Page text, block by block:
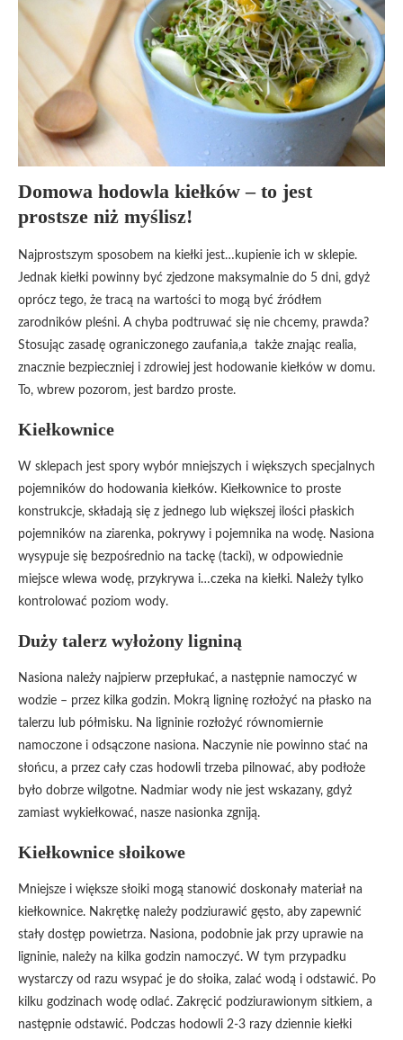
Domowa hodowla kiełków – to jest
prostsze niż myślisz!
Najprostszym sposobem na kiełki jest…kupienie ich w sklepie.
Jednak kiełki powinny być zjedzone maksymalnie do 5 dni, gdyż
oprócz tego, że tracą na wartości to mogą być źródłem
zarodników pleśni. A chyba podtruwać się nie chcemy, prawda?
Stosując zasadę ograniczonego zaufania,a także znając realia,
znacznie bezpieczniej i zdrowiej jest hodowanie kiełków w domu.
To, wbrew pozorom, jest bardzo proste.
Kiełkownice
W sklepach jest spory wybór mniejszych i większych specjalnych
pojemników do hodowania kiełków. Kiełkownice to proste
konstrukcje, składają się z jednego lub większej ilości płaskich
pojemników na ziarenka, pokrywy i pojemnika na wodę. Nasiona
wysypuje się bezpośrednio na tackę (tacki), w odpowiednie
miejsce wlewa wodę, przykrywa i…czeka na kiełki. Należy tylko
kontrolować poziom wody.
Duży talerz wyłożony ligniną
Nasiona należy najpierw przepłukać, a następnie namoczyć w
wodzie – przez kilka godzin. Mokrą ligninę rozłożyć na płasko na
talerzu lub półmisku. Na ligninie rozłożyć równomiernie
namoczone i odsączone nasiona. Naczynie nie powinno stać na
słońcu, a przez cały czas hodowli trzeba pilnować, aby podłoże
było dobrze wilgotne. Nadmiar wody nie jest wskazany, gdyż
zamiast wykiełkować, nasze nasionka zgniją.
Kiełkownice słoikowe
Mniejsze i większe słoiki mogą stanowić doskonały materiał na
kiełkownice. Nakrętkę należy podziurawić gęsto, aby zapewnić
stały dostęp powietrza. Nasiona, podobnie jak przy uprawie na
ligninie, należy na kilka godzin namoczyć. W tym przypadku
wystarczy od razu wsypać je do słoika, zalać wodą i odstawić. Po
kilku godzinach wodę odlać. Zakręcić podziurawionym sitkiem, a
następnie odstawić. Podczas hodowli 2-3 razy dziennie kiełki